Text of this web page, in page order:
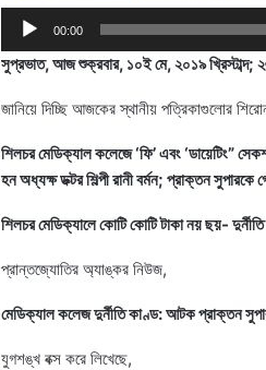
Audio
00:00
সুপ্রভাত, আজ শুক্রবার, ১০ই মে, ২০১৯ খ্রিস্টাব্দ;
জানিয়ে দিচ্ছি আজকের স্থানীয় পত্রিকাগুলোর
শিলচর মেডিক্যাল কলেজে ‘ফি’ এবং ‘ডায়েটিং”
হন অধ্যক্ষ ডক্টর শিল্পী রানী বর্মন; প্রাক্তন
শিলচর মেডিক্যালে কোটি কোটি টাকা নয় ছয়-
প্রান্তজ্যোতির অ্যাঙ্কর নিউজ,
মেডিক্যাল কলেজ দুর্নীতি কাণ্ড: আটক প্রাক্তন
যুগশঙ্খ বক্স করে লিখেছে,